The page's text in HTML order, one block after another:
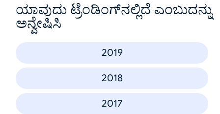
ಯಾವುದು ಟ್ರೆಂಡಿಂಗ್‌ನಲ್ಲಿದೆ ಎಂಬುದನ್ನು
ಅನ್ವೇಷಿಸಿ
2019
2018
2017